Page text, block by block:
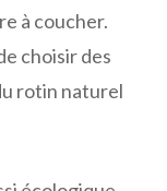
à coucher.
choisir des
rotin naturel